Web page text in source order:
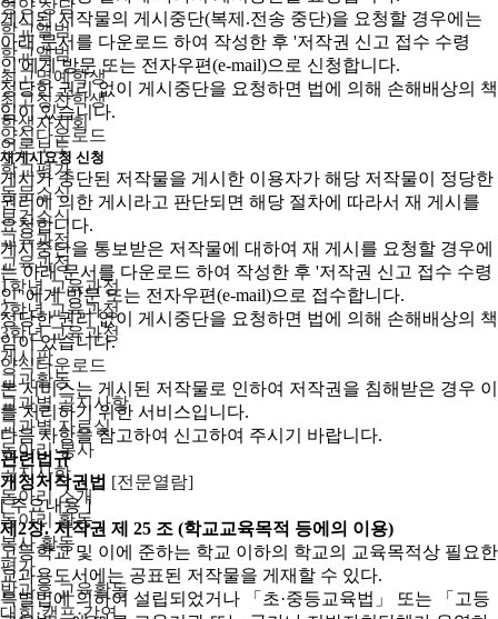
영양 상담
학교앨범
학교앨범
최고명예학생
최고칭찬학생
학생자치회
언론보도
학교평가
동문소식
보건소식
교육과정
교육과정
1학년 교육과정
2학년 교육과정
3학년 교육과정
게시판
교과활동
교과별 공지사항
교과별 자료실
동아리·봉사
공지사항
동아리 소개
동아리 활동
봉사 활동
평가
방과후 교육활동
대회·캠프·강연
게시된 저작물의 게시중단(복제.전송 중단)을 요청할 경우에는
아래 문서를 다운로드 하여 작성한 후 '저작권 신고 접수 수령
인'에게 방문 또는 전자우편(e-mail)으로 신청합니다.
정당한 권리 없이 게시중단을 요청하면 법에 의해 손해배상의 책
임이 있습니다.
양식다운로드
재게시요청 신청
게시가 중단된 저작물을 게시한 이용자가 해당 저작물이 정당한
권리에 의한 게시라고 판단되면 해당 절차에 따라서 재 게시를
요청합니다.
게시중단을 통보받은 저작물에 대하여 재 게시를 요청할 경우에
는 아래 문서를 다운로드 하여 작성한 후 '저작권 신고 접수 수령
인' 에게 방문 또는 전자우편(e-mail)으로 접수합니다.
정당한 권리 없이 게시중단을 요청하면 법에 의해 손해배상의 책
임이 있습니다.
양식다운로드
본 서비스는 게시된 저작물로 인하여 저작권을 침해받은 경우 이
를 처리하기 위한 서비스입니다.
다음 사항을 참고하여 신고하여 주시기 바랍니다.
관련법규
개정저작권법 [전문열람]
[ 주요내용 ]
제2장. 저작권 제 25 조 (학교교육목적 등에의 이용)
고등학교 및 이에 준하는 학교 이하의 학교의 교육목적상 필요한
교과용도서에는 공표된 저작물을 게재할 수 있다.
특별법에 의하여 설립되었거나 「초·중등교육법」 또는 「고등